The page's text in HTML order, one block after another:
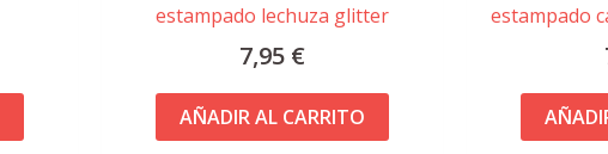
estampado lechuza glitter
7,95 €
AÑADIR AL CARRITO
estampado